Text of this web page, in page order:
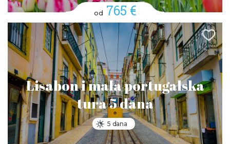
od 765 €
Lisabon i mala portugalska
tura 5 dana
5 dana